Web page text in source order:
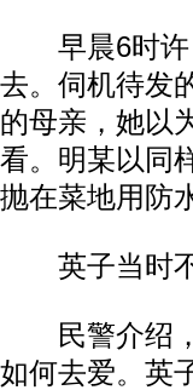
早晨6时许
去。伺机待发
的母亲，她以
看。明某以同
抛在菜地用防
英子当时不
民警介绍，
如何去爱。英